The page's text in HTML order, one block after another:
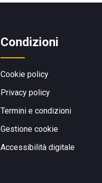
Condizioni
Cookie policy
Privacy policy
Termini e condizioni
Gestione cookie
Accessibilità digitale